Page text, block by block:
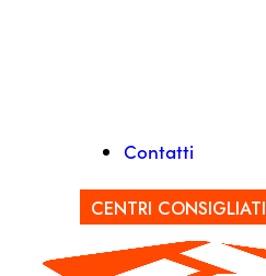
Contatti
CENTRI CONSIGLIATI